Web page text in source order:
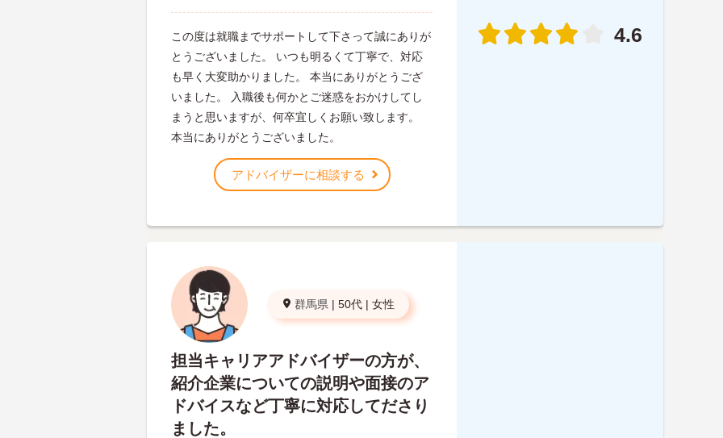
この度は就職までサポートして下さって誠にありが
とうございました。 いつも明るくて丁寧で、対応
も早く大変助かりました。 本当にありがとうござ
いました。 入職後も何かとご迷惑をおかけしてし
まうと思いますが、何卒宜しくお願い致します。
本当にありがとうございました。
アドバイザーに相談する
4.6
群馬県 | 50代 | 女性
担当キャリアアドバイザーの方が、
紹介企業についての説明や面接のア
ドバイスなど丁寧に対応してださり
ました。